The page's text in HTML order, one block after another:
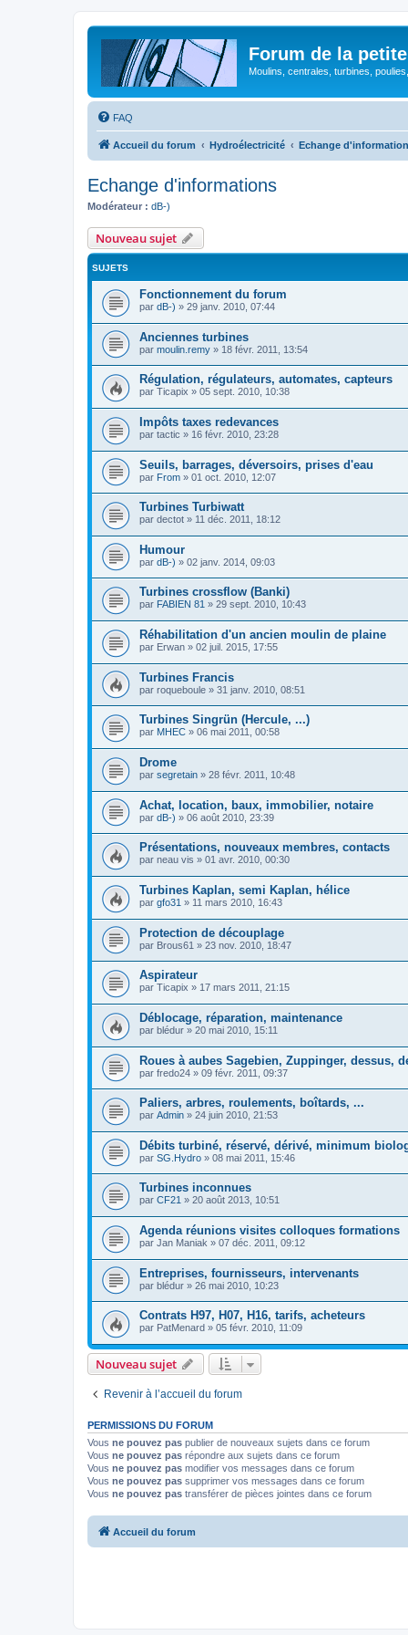
Forum de la
Moulins, centrales, turbines,
FAQ
Accueil du forum Hydroélectricité Echange
Echange d'informations
Modérateur : dB-)
Nouveau sujet
SUJETS
Fonctionnement du forum
par dB-) » 29 janv. 2010, 07:44
Anciennes turbines
par moulin.remy » 18 févr. 2011, 13:54
Régulation, régulateurs, automates, capteurs
par Ticapix » 05 sept. 2010, 10:38
Impôts taxes redevances
par tactic » 16 févr. 2010, 23:28
Seuils, barrages, déversoirs, prises d'eau
par From » 01 oct. 2010, 12:07
Turbines Turbiwatt
par dectot » 11 déc. 2011, 18:12
Humour
par dB-) » 02 janv. 2014, 09:03
Turbines crossflow (Banki)
par FABIEN 81 » 29 sept. 2010, 10:43
Réhabilitation d'un ancien moulin de plaine
par Erwan » 02 juil. 2015, 17:55
Turbines Francis
par roqueboule » 31 janv. 2010, 08:51
Turbines Singrün (Hercule, ...)
par MHEC » 06 mai 2011, 00:58
Drome
par segretain » 28 févr. 2011, 10:48
Achat, location, baux, immobilier, notaire
par dB-) » 06 août 2010, 23:39
Présentations, nouveaux membres, contacts
par neau vis » 01 avr. 2010, 00:30
Turbines Kaplan, semi Kaplan, hélice
par gfo31 » 11 mars 2010, 16:43
Protection de découplage
par Brous61 » 23 nov. 2010, 18:47
Aspirateur
par Ticapix » 17 mars 2011, 21:15
Déblocage, réparation, maintenance
par blédur » 20 mai 2010, 15:11
Roues à aubes Sagebien, Zuppinger, dessus,
par fredo24 » 09 févr. 2011, 09:37
Paliers, arbres, roulements, boîtards, ...
par Admin » 24 juin 2010, 21:53
Débits turbiné, réservé, dérivé, minimum
par SG.Hydro » 08 mai 2011, 15:46
Turbines inconnues
par CF21 » 20 août 2013, 10:51
Agenda réunions visites colloques formations
par Jan Maniak » 07 déc. 2011, 09:12
Entreprises, fournisseurs, intervenants
par blédur » 26 mai 2010, 10:23
Contrats H97, H07, H16, tarifs, acheteurs
par PatMenard » 05 févr. 2010, 11:09
Nouveau sujet
Revenir à l’accueil du forum
PERMISSIONS DU FORUM
Vous ne pouvez pas publier de nouveaux sujets dans ce forum
Vous ne pouvez pas répondre aux sujets dans ce forum
Vous ne pouvez pas modifier vos messages dans ce forum
Vous ne pouvez pas supprimer vos messages dans ce forum
Vous ne pouvez pas transférer de pièces jointes dans ce forum
Accueil du forum